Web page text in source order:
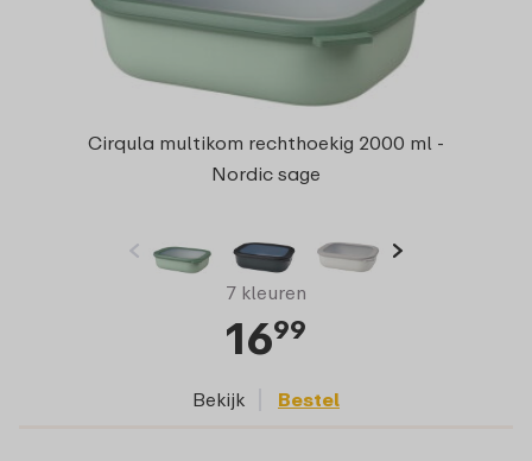
Cirqula multikom rechthoekig 2000 ml -
Nordic sage
7 kleuren
1699
Bekijk Bestel